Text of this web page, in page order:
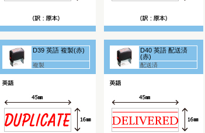
D39 英語 複製(赤)
複製
D40 英語 配送済
(赤)
配送済